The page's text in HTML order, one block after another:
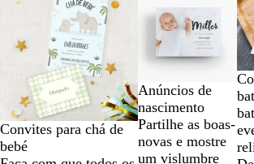
Convites para chá de
bebé
Anúncios de
nascimento
Partilhe as boas-
novas e mostre
um vislumbre